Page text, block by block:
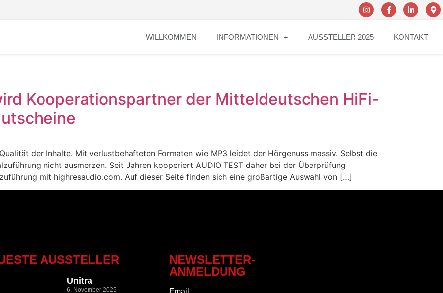
WILLKOMMEN INFORMATIONEN AUSSTELLER 2025 KONTAKT
Kooperationspartner der Mitteldeutschen HiFi-
der Inhalte. Mit verlustbehafteten Formaten wie MP3 leidet der Hörgenuss massiv. Selbst die
nicht ausmerzen. Seit Jahren kooperiert AUDIO TEST daher bei der Überprüfung
mit highresaudio.com. Auf dieser Seite finden sich eine großartige Auswahl von […]
AUSSTELLER
Unitra
6. November 2025
NEWSLETTER-
ANMELDUNG